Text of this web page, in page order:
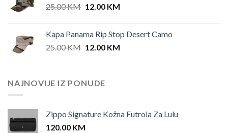
25.00KM Original
25.00 KM.
12.00 KMCurrent
12.00 KM.
Kapa Panama Rip Stop Desert Camo
25.00KM Original
25.00 KM.
12.00 KMCurrent
NAJNOVIJE IZ PONUDE
Zippo Signature Kožna Futrola Za Lulu
120.00 KM